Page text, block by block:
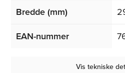
Bredde (mm)
EAN-nummer
Vis tekniske